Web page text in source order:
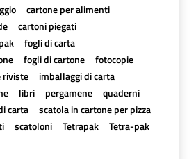
cartone per alimenti
cartoni piegati
fogli di carta
fogli di cartone
fotocopie
riviste
imballaggi di carta
libri pergamene
quaderni
carta
scatola in cartone per pizza
scatoloni Tetrapak Tetra-pak